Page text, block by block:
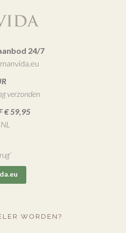
24/7
verzonden
€ 59,95
WORDEN?